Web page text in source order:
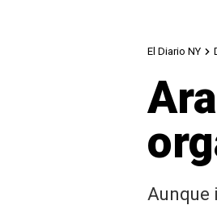
El Diario NY
Aunque